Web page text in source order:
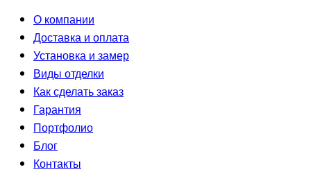
О компании
Доставка и оплата
Установка и замер
Виды отделки
Как сделать заказ
Гарантия
Портфолио
Блог
Контакты